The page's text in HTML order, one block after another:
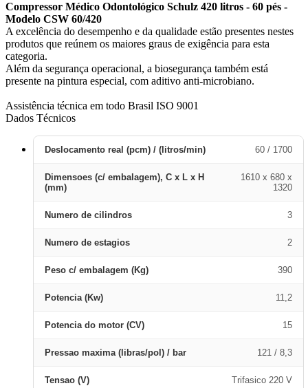
Compressor Médico Odontológico Schulz 420 litros - 60 pés -
Modelo CSW 60/420
A excelência do desempenho e da qualidade estão presentes nestes
produtos que reúnem os maiores graus de exigência para esta
categoria.
Além da segurança operacional, a biosegurança também está
presente na pintura especial, com aditivo anti-microbiano.
Assistência técnica em todo Brasil ISO 9001
Dados Técnicos
Deslocamento real (pcm) / (litros/min) 60 / 1700
Dimensoes (c/ embalagem), C x L x H
(mm)
1610 x 680 x
1320
Numero de cilindros 3
Numero de estagios 2
Peso c/ embalagem (Kg) 390
Potencia (Kw) 11,2
Potencia do motor (CV) 15
Pressao maxima (libras/pol) / bar 121 / 8,3
Tensao (V) Trifasico 220 V